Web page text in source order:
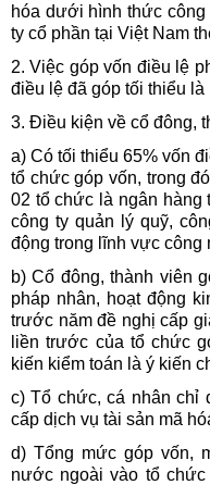
hóa dưới hình thức công
ty cổ phần tại Việt Nam
2. Việc góp vốn điều lệ
điều lệ đã góp tối thiểu
3. Điều kiện về cổ đông,
a) Có tối thiểu 65% vốn
tổ chức góp vốn, trong
02 tổ chức là ngân hàng
công ty quản lý quỹ,
động trong lĩnh vực công
b) Cổ đông, thành viên
pháp nhân, hoạt động
trước năm đề nghị cấp
liền trước của tổ chức
kiến kiểm toán là ý kiến
c) Tổ chức, cá nhân chỉ
cấp dịch vụ tài sản mã
d) Tổng mức góp vốn,
nước ngoài vào tổ